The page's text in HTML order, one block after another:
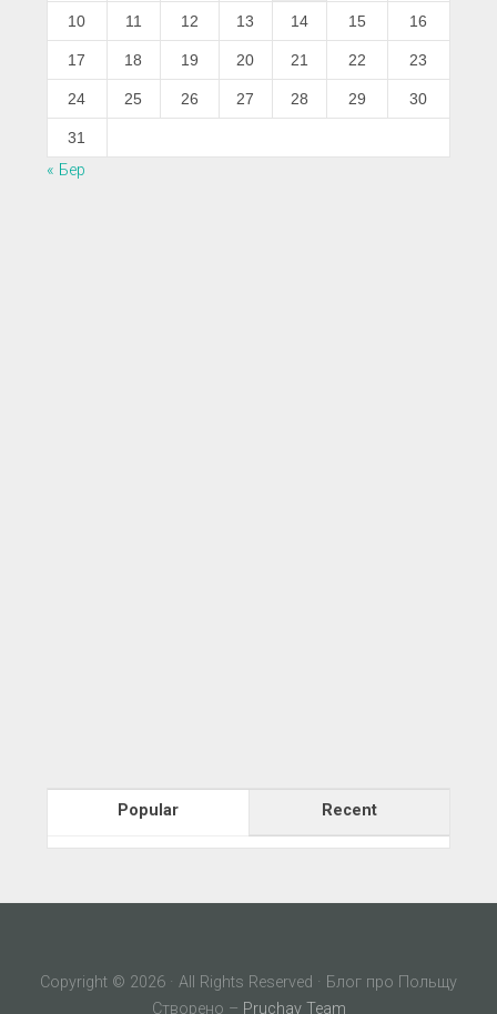
10 11 12 13 14 15 16
17 18 19 20 21 22 23
24 25 26 27 28 29 30
31
« Бер
Popular Recent
Copyright © 2026 · All Rights Reserved · Блог про Польщу
Створено – Pruchay Team